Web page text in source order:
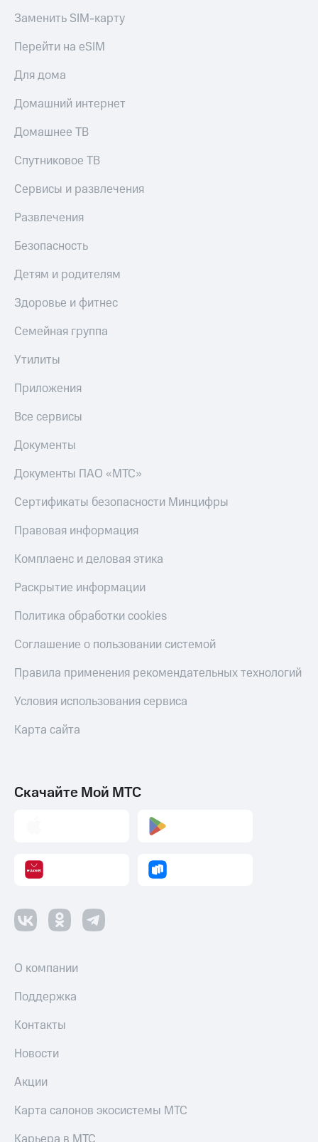
Заменить SIM-карту
Перейти на eSIM
Для дома
Домашний интернет
Домашнее ТВ
Спутниковое ТВ
Сервисы и развлечения
Развлечения
Безопасность
Детям и родителям
Здоровье и фитнес
Семейная группа
Утилиты
Приложения
Все сервисы
Документы
Документы ПАО «МТС»
Сертификаты безопасности Минцифры
Правовая информация
Комплаенс и деловая этика
Раскрытие информации
Политика обработки cookies
Соглашение о пользовании системой
Правила применения рекомендательных технологий
Условия использования сервиса
Карта сайта
Скачайте Мой МТС
О компании
Поддержка
Контакты
Новости
Акции
Карта салонов экосистемы МТС